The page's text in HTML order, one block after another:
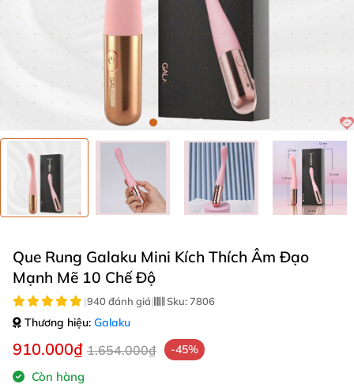
Que Rung Galaku Mini Kích Thích Âm Đạo
Mạnh Mẽ 10 Chế Độ
|940 đánh giá| Sku:7806
Thương hiệu: Galaku
910.000₫ 1.654.000₫ -45%
Còn hàng